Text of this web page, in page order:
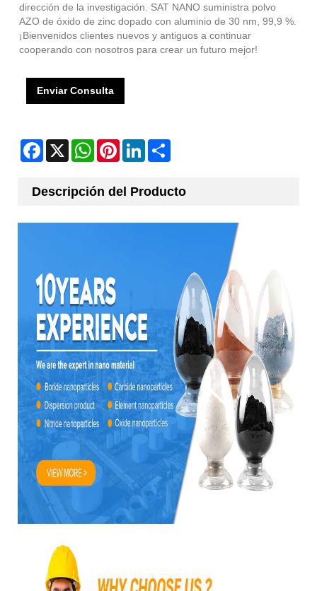
dirección de la investigación. SAT NANO suministra polvo
AZO de óxido de zinc dopado con aluminio de 30 nm, 99,9 %.
¡Bienvenidos clientes nuevos y antiguos a continuar
cooperando con nosotros para crear un futuro mejor!
Enviar Consulta
Facebook
X WhatsAppPinterestLinkedIn
Descripción del Producto